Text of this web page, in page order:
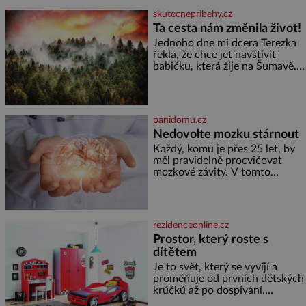
jediného dne můžete
nahlédnout do útrob jedné z
nejvýznamnějších vodních
elektráren v Evropě, vydat se na
horské hřebeny, projet se na
koloběžce a den zakončit
skutecnepribehy.cz
Ta cesta nám změnila život!
Jednoho dne mi dcera Terezka
řekla, že chce jet navštívit
babičku, která žije na Šumavě.
fantazii. Už odmalička milovala
svět pohádek. Každou chvilku
mi říkala, že se jí zdálo o
jednorožcích, krásných
princeznách, statečných
panidomu.cz
Nedovolte mozku stárnout
Každý, komu je přes 25 let, by
měl pravidelně procvičovat
mozkové závity. V tomto
jméno kolegy z práce. Nebo
marně v paměti lovíte název
knížky, kterou jste nedávno
přečetli. Je to opravdu tak, s
věkem jako kdyby se paměť
rozhodla stávkovat. Cvičte
rezidenceonline.cz
Prostor, který roste s
dítětem
Je to svět, který se vyvíjí a
proměňuje od prvních dětských
krůčků až po dospívání.